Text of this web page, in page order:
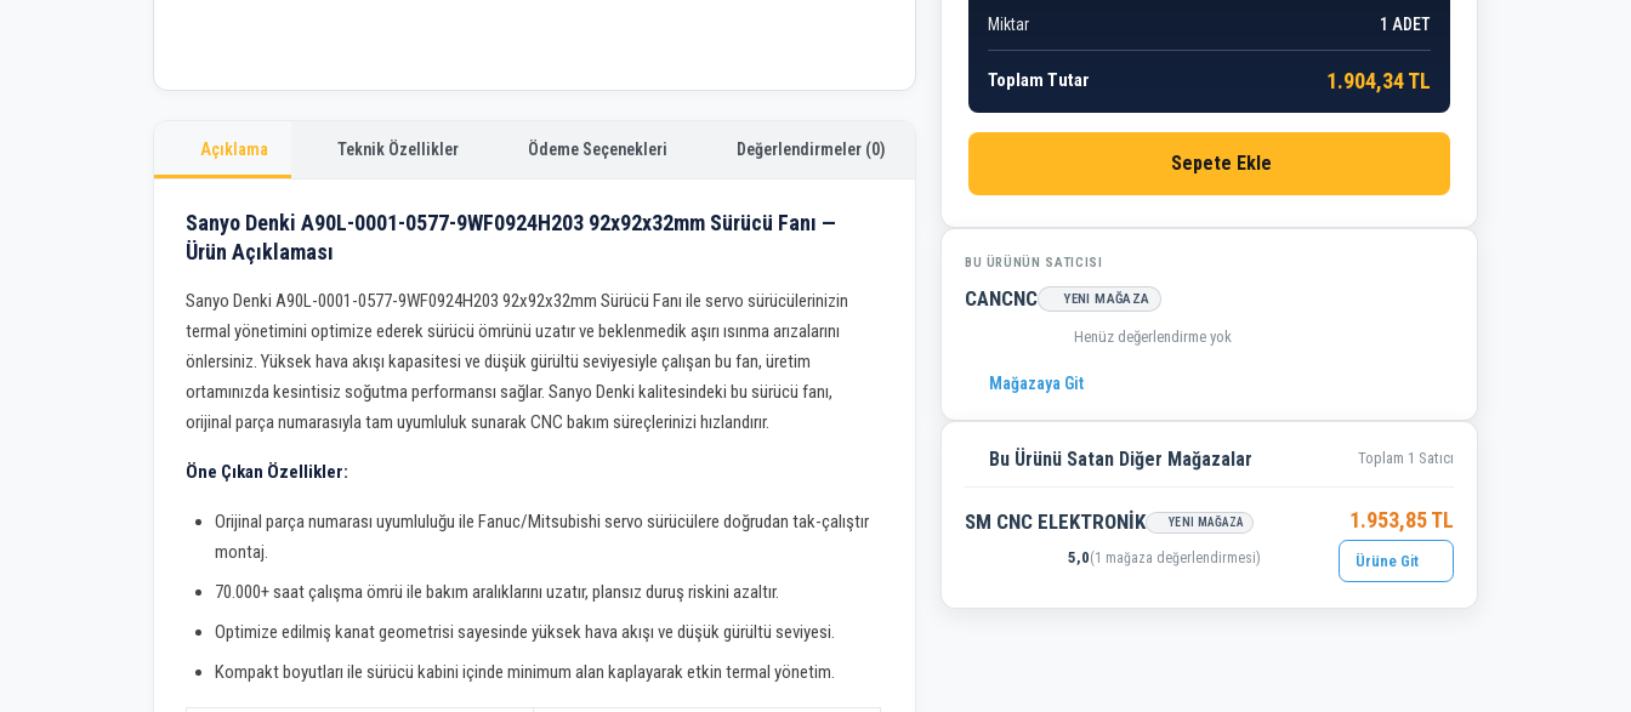
Açıklama Teknik Özellikler Ödeme Seçenekleri Değerlendirmeler (0)
Sanyo Denki A90L-0001-0577-9WF0924H203 92x92x32mm Sürücü Fanı —
Ürün Açıklaması
Sanyo Denki A90L-0001-0577-9WF0924H203 92x92x32mm Sürücü Fanı ile servo sürücülerinizin
termal yönetimini optimize ederek sürücü ömrünü uzatır ve beklenmedik aşırı ısınma arızalarını
önlersiniz. Yüksek hava akışı kapasitesi ve düşük gürültü seviyesiyle çalışan bu fan, üretim
ortamınızda kesintisiz soğutma performansı sağlar. Sanyo Denki kalitesindeki bu sürücü fanı,
orijinal parça numarasıyla tam uyumluluk sunarak CNC bakım süreçlerinizi hızlandırır.
Öne Çıkan Özellikler:
Orijinal parça numarası uyumluluğu ile Fanuc/Mitsubishi servo sürücülere doğrudan tak-çalıştır
montaj.
70.000+ saat çalışma ömrü ile bakım aralıklarını uzatır, plansız duruş riskini azaltır.
Optimize edilmiş kanat geometrisi sayesinde yüksek hava akışı ve düşük gürültü seviyesi.
Kompakt boyutları ile sürücü kabini içinde minimum alan kaplayarak etkin termal yönetim.
Miktar
1 ADET
Toplam Tutar 1.904,34 TL
Sepete Ekle
BU ÜRÜNÜN SATICISI
CANCNC YENI MAĞAZA
Henüz değerlendirme yok
Mağazaya Git
Bu Ürünü Satan Diğer Mağazalar Toplam 1 Satıcı
SM CNC ELEKTRONİK YENI MAĞAZA
5,0(1 mağaza değerlendirmesi)
1.953,85 TL
Ürüne Git